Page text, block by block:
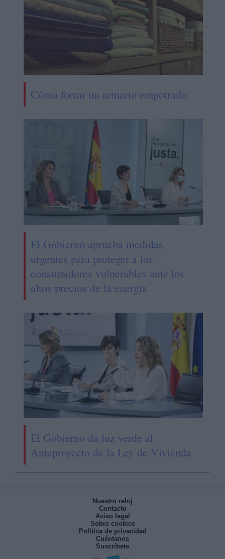
Cómo forrar un armario empotrado
El Gobierno aprueba medidas
urgentes para proteger a los
consumidores vulnerables ante los
altos precios de la energía
El Gobierno da luz verde al
Anteproyecto de la Ley de Vivienda
Nuestro reloj
Contacto
Aviso legal
Sobre cookies
Política de privacidad
Cuéntanos
Suscríbete